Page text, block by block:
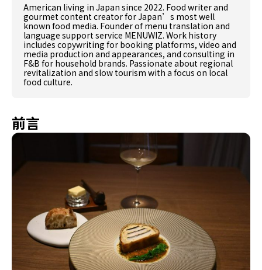
American living in Japan since 2022. Food writer and
gourmet content creator for Japan’s most well
known food media. Founder of menu translation and
language support service MENUWIZ. Work history
includes copywriting for booking platforms, video and
media production and appearances, and consulting in
F&B for household brands. Passionate about regional
revitalization and slow tourism with a focus on local
food culture.
前言